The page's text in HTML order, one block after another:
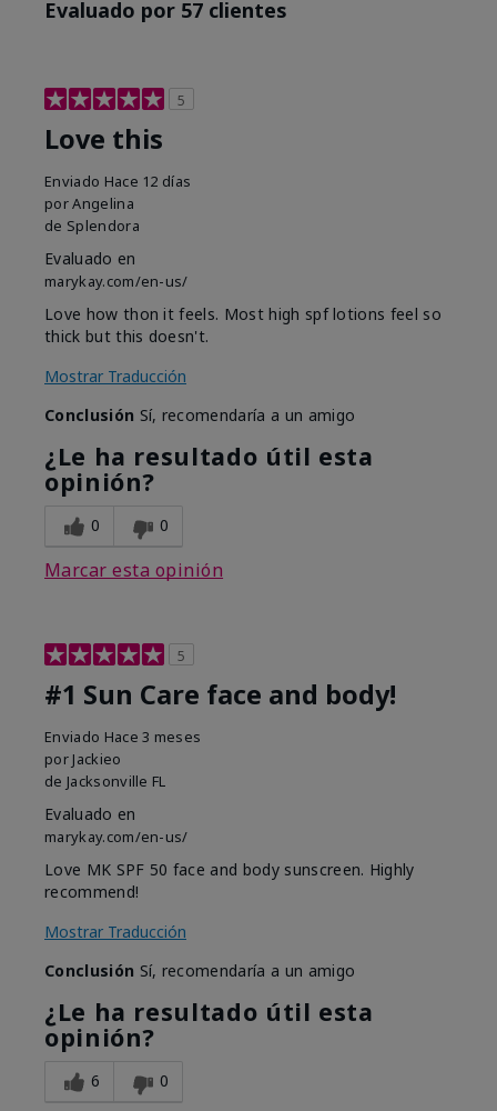
Evaluado por 57 clientes
5
Love this
Enviado Hace 12 días
porAngelina
de Splendora
Evaluado en
marykay.com/en-us/
Love how thon it feels. Most high spf lotions feel so
thick but this doesn't.
Mostrar Traducción
Conclusión Sí, recomendaría a un amigo
¿Le ha resultado útil esta
opinión?
0 0
Marcar esta opinión
5
#1 Sun Care face and body!
Enviado Hace 3 meses
por Jackieo
de Jacksonville FL
Evaluado en
marykay.com/en-us/
Love MK SPF 50 face and body sunscreen. Highly
recommend!
Mostrar Traducción
Conclusión Sí, recomendaría a un amigo
¿Le ha resultado útil esta
opinión?
6 0